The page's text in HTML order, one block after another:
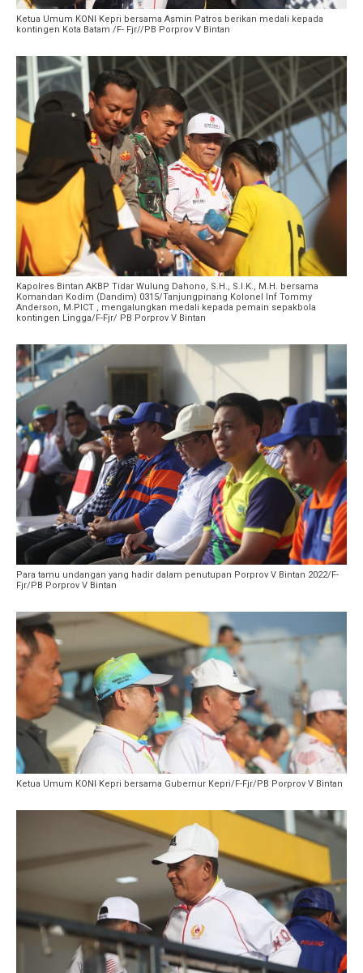
Ketua Umum KONI Kepri bersama Asmin Patros berikan medali kepada
kontingen Kota Batam /F- Fjr//PB Porprov V Bintan
Kapolres Bintan AKBP Tidar Wulung Dahono, S.H., S.I.K., M.H. bersama
Komandan Kodim (Dandim) 0315/Tanjungpinang Kolonel Inf Tommy
Anderson, M.PICT , mengalungkan medali kepada pemain sepakbola
kontingen Lingga/F-Fjr/ PB Porprov V Bintan
Para tamu undangan yang hadir dalam penutupan Porprov V Bintan 2022/F-
Fjr/PB Porprov V Bintan
Ketua Umum KONI Kepri bersama Gubernur Kepri/F-Fjr/PB Porprov V Bintan